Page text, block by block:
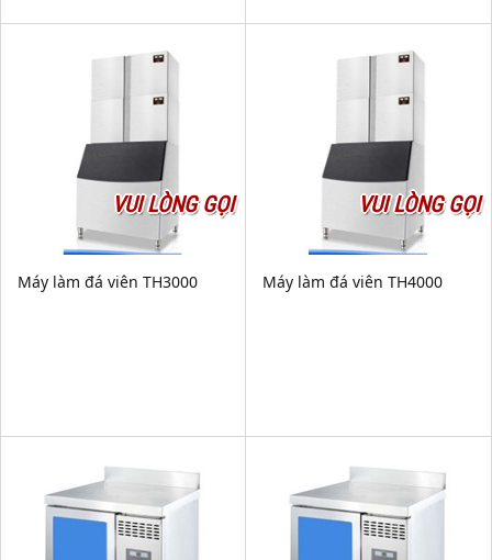
VUI LÒNG GỌI
Máy làm đá viên TH3000
VUI LÒNG GỌI
Máy làm đá viên TH4000